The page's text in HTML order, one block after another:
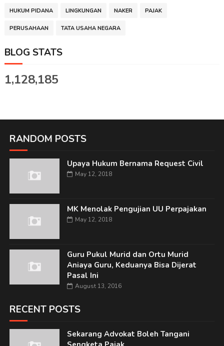
HUKUM PIDANA LINGKUNGAN NAKER PAJAK
PERUSAHAAN TATA USAHA NEGARA
BLOG STATS
1,128,185
RANDOM POSTS
Upaya Hukum Bernama Request Civil
May 12, 2018
MK Menolak Pengujian UU Perpajakan
May 12, 2018
Guru Pukul Murid dan Ortu Murid
Aniaya Guru, Keduanya Bisa Dijerat
Pasal Ini
August 13, 2016
RECENT POSTS
Sekarang Advokat Boleh Tangani